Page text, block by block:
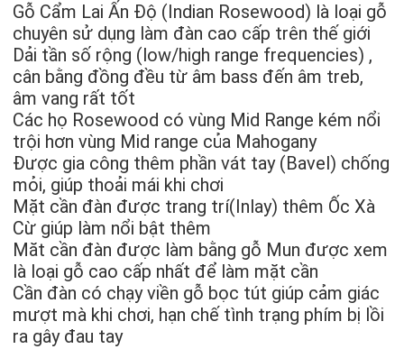
Gỗ Cẩm Lai Ấn Độ (Indian Rosewood) là loại gỗ
chuyên sử dụng làm đàn cao cấp trên thế giới
Dải tần số rộng (low/high range frequencies) ,
cân bằng đồng đều từ âm bass đến âm treb,
âm vang rất tốt
Các họ Rosewood có vùng Mid Range kém nổi
trội hơn vùng Mid range của Mahogany
Được gia công thêm phần vát tay (Bavel) chống
mỏi, giúp thoải mái khi chơi
Mặt cần đàn được trang trí(Inlay) thêm Ốc Xà
Cừ giúp làm nổi bật thêm
Măt cần đàn được làm bằng gỗ Mun được xem
là loại gỗ cao cấp nhất để làm mặt cần
Cần đàn có chạy viền gỗ bọc tút giúp cảm giác
mượt mà khi chơi, hạn chế tình trạng phím bị lồi
ra gây đau tay